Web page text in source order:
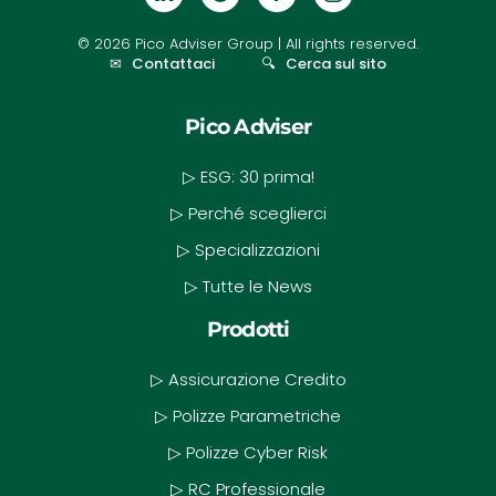
© 2026 Pico Adviser Group | All rights reserved.
✉ Contattaci 🔍 Cerca sul sito
Pico Adviser
▷ ESG: 30 prima!
▷ Perché sceglierci
▷ Specializzazioni
▷ Tutte le News
Prodotti
▷ Assicurazione Credito
▷ Polizze Parametriche
▷ Polizze Cyber Risk
▷ RC Professionale